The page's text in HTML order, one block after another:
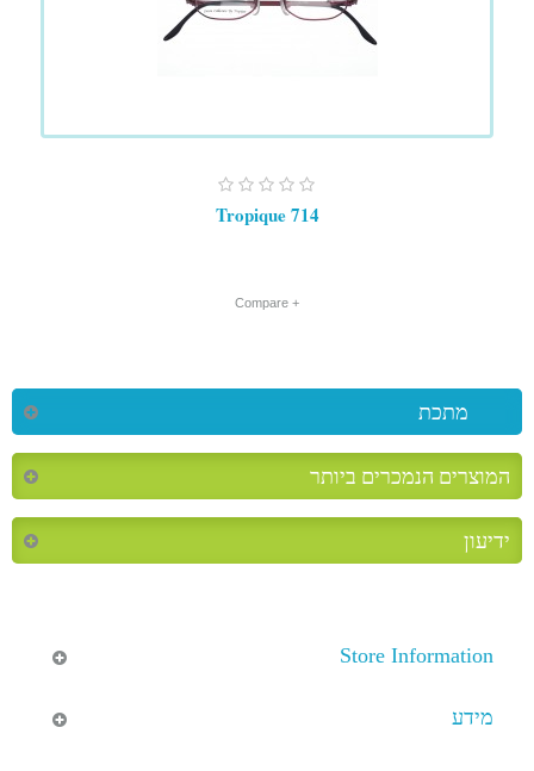
Tropique 714
+ Compare
מתכת
המוצרים הנמכרים ביותר
ידיעון
Store Information
מידע